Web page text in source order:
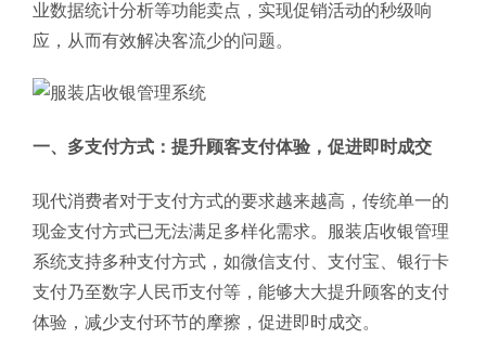
业数据统计分析等功能卖点，实现促销活动的秒级响
应，从而有效解决客流少的问题。
一、多支付方式：提升顾客支付体验，促进即时成交
现代消费者对于支付方式的要求越来越高，传统单一的
现金支付方式已无法满足多样化需求。服装店收银管理
系统支持多种支付方式，如微信支付、支付宝、银行卡
支付乃至数字人民币支付等，能够大大提升顾客的支付
体验，减少支付环节的摩擦，促进即时成交。